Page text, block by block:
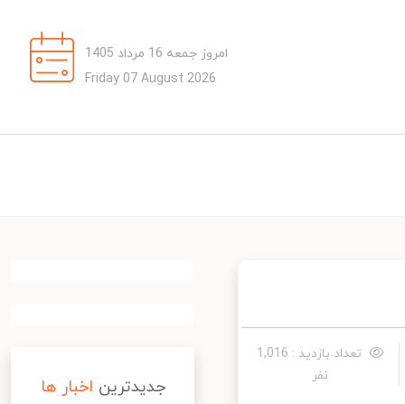
امروز جمعه 16 مرداد 1405
Friday 07 August 2026
تعداد بازدید : 1,016
نفر
جدیدترین اخبار ها